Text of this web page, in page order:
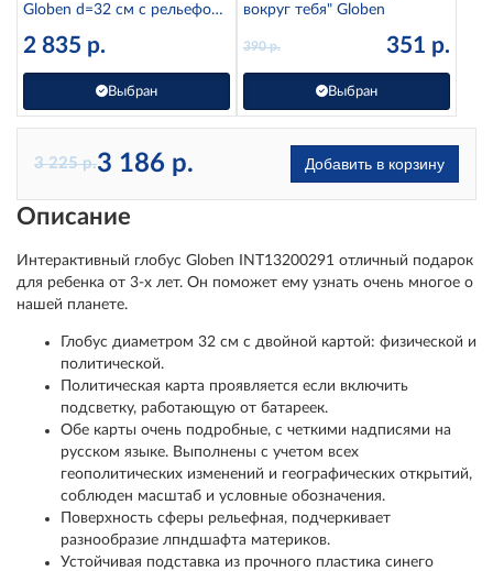
Globen d=32 см с рельефом
INT13200291
2 835 р.
Выбран
вокруг тебя" Globen
351 р.
390р.
Выбран
3 186 р.
3 225р. Добавить в корзину
Описание
Интерактивный глобус Globen INT13200291 отличный подарок
для ребенка от 3-х лет. Он поможет ему узнать очень многое о
нашей планете.
Глобус диаметром 32 см с двойной картой: физической и
политической.
Политическая карта проявляется если включить
подсветку, работающую от батареек.
Обе карты очень подробные, с четкими надписями на
русском языке. Выполнены с учетом всех
геополитических изменений и географических открытий,
соблюден масштаб и условные обозначения.
Поверхность сферы рельефная, подчеркивает
разнообразие лпндшафта материков.
Устойчивая подставка из прочного пластика синего